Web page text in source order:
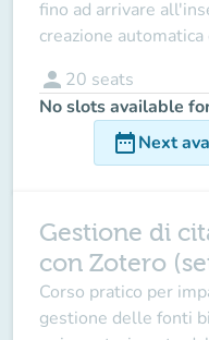
fino ad arrivare
creazione
person 20 seats
No slots available
date_rangeNext
Gestione di
con Zotero
Corso pratico per
gestione delle fonti